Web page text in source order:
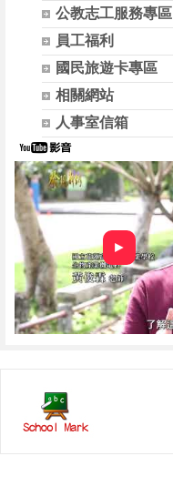
公教志工服務專區
員工福利
國民旅遊卡專區
相關網站
人事室信箱
►